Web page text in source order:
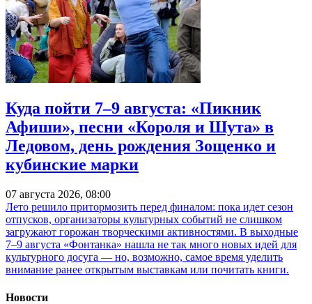
Куда пойти 7–9 августа: «Пикник
Афиши», песни «Короля и Шута» в
Ледовом, день рождения Зощенко и
кубинские марки
07 августа 2026, 08:00
Лето решило притормозить перед финалом: пока идет сезон
отпусков, организаторы культурных событий не слишком
загружают горожан творческими активностями. В выходные
7–9 августа «Фонтанка» нашла не так много новых идей для
культурного досуга — но, возможно, самое время уделить
внимание ранее открытым выставкам или почитать книги.
Новости